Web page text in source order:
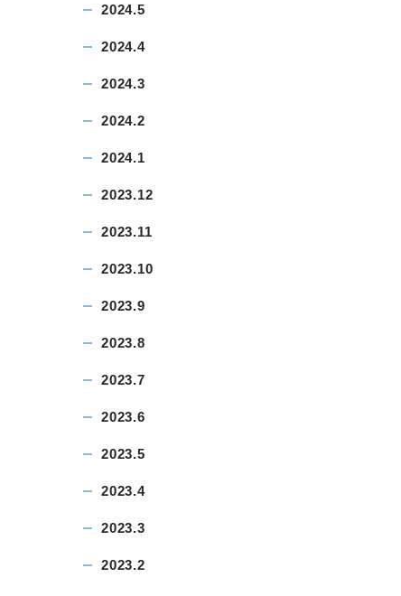
2024.5
2024.4
2024.3
2024.2
2024.1
2023.12
2023.11
2023.10
2023.9
2023.8
2023.7
2023.6
2023.5
2023.4
2023.3
2023.2